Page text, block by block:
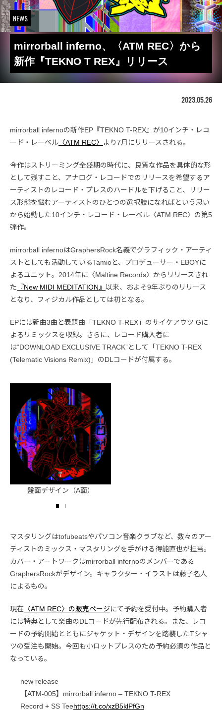
NEWS
mirrorball inferno、〈ATM REC〉から
新作『TEKNO T REX』リリース
2023.05.26
mirrorball infernoの新作EP『TEKNO T-REX』が10インチ・レコ
ード・レーベル 〈ATM REC〉 より7月にリリースされる。
今作はストリーミング全盛期の時代に、良質な作品を具体的な形
として残すこと、アナログ・レコードでのリリースを希望するア
ーティストのレコード・プレスのハードルを下げること、リリー
ス形態を悩むアーティストのひとつの選択肢になればという思い
から始動した10インチ・レコード・レーベル〈ATM REC〉の第5
弾作。
mirrorball infernoはGraphersRock名義でグラフィック・アーティ
ストとしても活動しているTamioと、プロデューサー・EBOYに
よるユニット。2014年に〈Maltine Records〉からリリースされ
た 『New MIDI MEDITATION』 以来、およそ9年ぶりのリリース
となり、フィジカル作品としては初となる。
EPには新曲3曲と表題曲「TEKNO T-REX」のサイケアウツ Gに
よるリミックスを収録。さらに、レコード購入者に
は“DOWNLOAD EXCLUSIVE TRACK”として「TEKNO T-REX
(Telematic Visions Remix)」のDLコードが付属する。
盤面デザイン（A面）
マスタリングはtofubeatsやパソコン音楽クラブなど、数々のアー
ティストのミックス・マスタリングを手がける得能直也が担当。
カバー・アートワークはmirrorball infernoのメンバーである
GraphersRockがデザイン。キャラクター・イラストは藤子名人
によるもの。
現在 〈ATM REC〉の販売ページにて予約を受付中。予約購入者
には特典として楽曲のDLコードが先行配布される。また、レコ
ードの予約開始とともにジャケット・デザインを踏襲したTシャ
ツの受注も開始。今回も小ロットプレスのため予約必須の作品と
なっている。
new release
【ATM-005】mirrorball inferno – TEKNO T-REX
Record + SS Teehttps://t.co/xzB5klPfGn